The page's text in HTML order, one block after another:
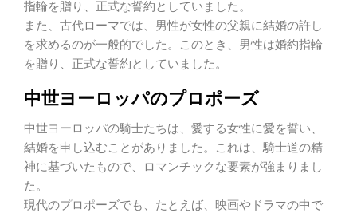
指輪を贈り、正式な誓約としていました。
また、古代ローマでは、男性が女性の父親に結婚の許し
を求めるのが一般的でした。このとき、男性は婚約指輪
を贈り、正式な誓約としていました。
中世ヨーロッパのプロポーズ
中世ヨーロッパの騎士たちは、愛する女性に愛を誓い、
結婚を申し込むことがありました。これは、騎士道の精
神に基づいたもので、ロマンチックな要素が強まりまし
た。
現代のプロポーズでも、たとえば、映画やドラマの中で